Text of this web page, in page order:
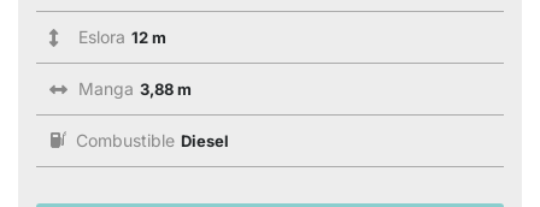
Eslora 12 m
Manga 3,88 m
Combustible Diesel